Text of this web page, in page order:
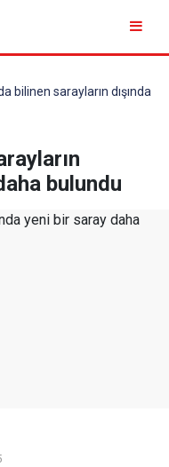
bilinen sarayların dışında
bulundu